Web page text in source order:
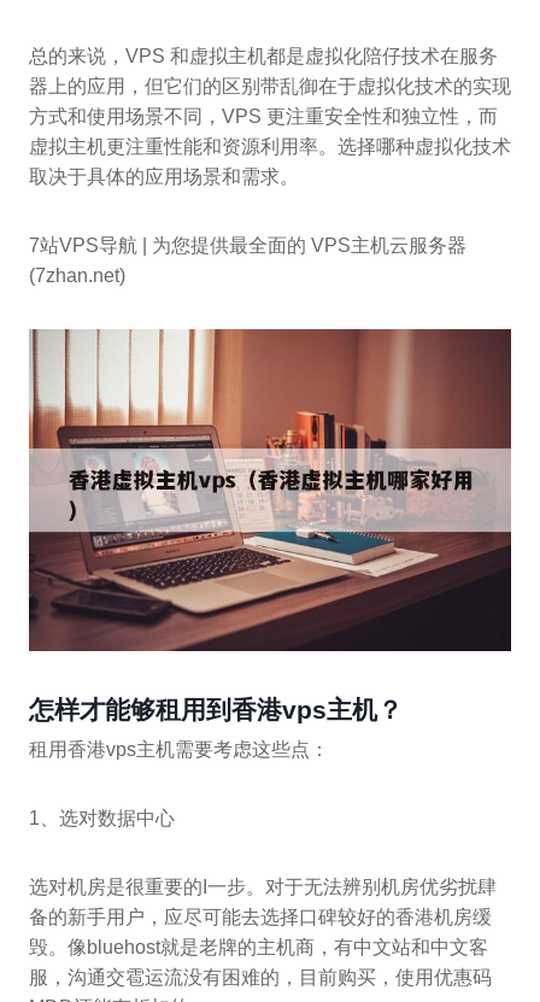
总的来说，VPS 和虚拟主机都是虚拟化陪仔技术在服务
器上的应用，但它们的区别带乱御在于虚拟化技术的实现
方式和使用场景不同，VPS 更注重安全性和独立性，而
虚拟主机更注重性能和资源利用率。选择哪种虚拟化技术
取决于具体的应用场景和需求。
7站VPS导航 | 为您提供最全面的 VPS主机云服务器
(7zhan.net)
怎样才能够租用到香港vps主机？
租用香港vps主机需要考虑这些点：
1、选对数据中心
选对机房是很重要的I一步。对于无法辨别机房优劣扰肆
备的新手用户，应尽可能去选择口碑较好的香港机房缓
毁。像bluehost就是老牌的主机商，有中文站和中文客
服，沟通交雹运流没有困难的，目前购买，使用优惠码